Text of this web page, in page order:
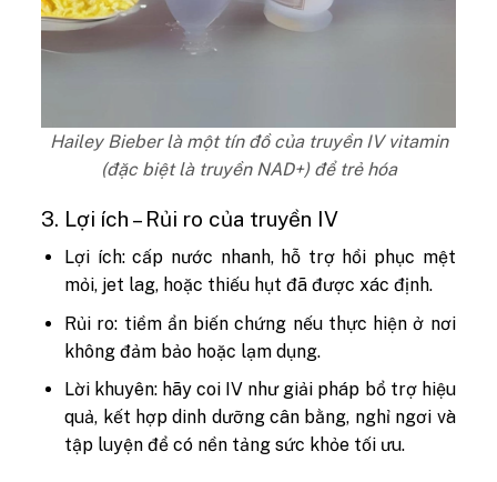
Hailey Bieber là một tín đồ của truyền IV vitamin
(đặc biệt là truyền NAD+) để trẻ hóa
3. Lợi ích – Rủi ro của truyền IV
Lợi ích: cấp nước nhanh, hỗ trợ hồi phục mệt
mỏi, jet lag, hoặc thiếu hụt đã được xác định.
Rủi ro: tiềm ẩn biến chứng nếu thực hiện ở nơi
không đảm bảo hoặc lạm dụng.
Lời khuyên: hãy coi IV như giải pháp bổ trợ hiệu
quả, kết hợp dinh dưỡng cân bằng, nghỉ ngơi và
tập luyện để có nền tảng sức khỏe tối ưu.